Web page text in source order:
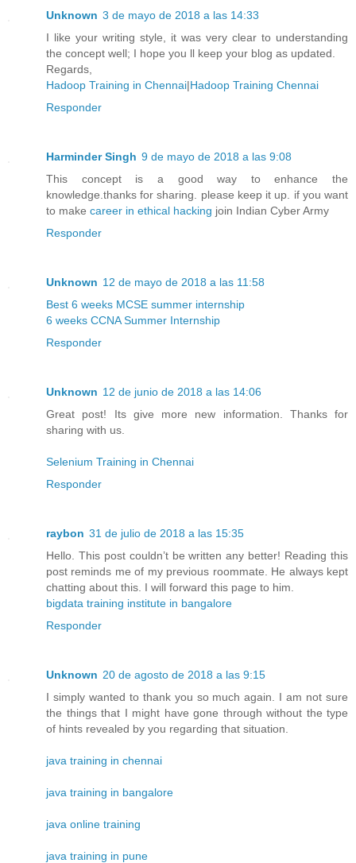
Unknown 3 de mayo de 2018 a las 14:33
I like your writing style, it was very clear to understanding
the concept well; I hope you ll keep your blog as updated.
Regards,
Hadoop Training in Chennai|Hadoop Training Chennai
Responder
Harminder Singh 9 de mayo de 2018 a las 9:08
This concept is a good way to enhance the
knowledge.thanks for sharing. please keep it up. if you want
to make career in ethical hacking join Indian Cyber Army
Responder
Unknown 12 de mayo de 2018 a las 11:58
Best 6 weeks MCSE summer internship
6 weeks CCNA Summer Internship
Responder
Unknown 12 de junio de 2018 a las 14:06
Great post! Its give more new information. Thanks for
sharing with us.
Selenium Training in Chennai
Responder
raybon 31 de julio de 2018 a las 15:35
Hello. This post couldn’t be written any better! Reading this
post reminds me of my previous roommate. He always kept
chatting about this. I will forward this page to him.
bigdata training institute in bangalore
Responder
Unknown 20 de agosto de 2018 a las 9:15
I simply wanted to thank you so much again. I am not sure
the things that I might have gone through without the type
of hints revealed by you regarding that situation.
java training in chennai
java training in bangalore
java online training
java training in pune